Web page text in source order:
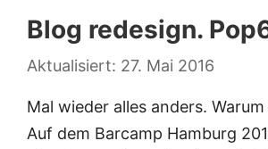
Blog redesign.
27. Mai 2016
Mal wieder alles anders.
Auf dem Barcamp Hamburg